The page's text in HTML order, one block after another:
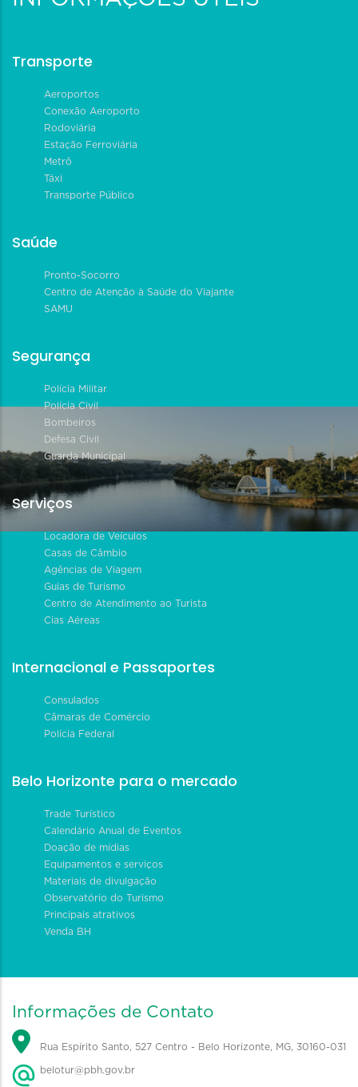
Transporte
Aeroportos
Conexão Aeroporto
Rodoviária
Estação Ferroviária
Metrô
Táxi
Transporte Público
Saúde
Pronto-Socorro
Centro de Atenção à Saúde do Viajante
SAMU
Segurança
Polícia Militar
Polícia Civil
Bombeiros
Defesa Civil
Guarda Municipal
Serviços
Locadora de Veículos
Casas de Câmbio
Agências de Viagem
Guias de Turismo
Centro de Atendimento ao Turista
Cias Aéreas
Internacional e Passaportes
Consulados
Câmaras de Comércio
Polícia Federal
Belo Horizonte para o mercado
Trade Turístico
Calendário Anual de Eventos
Doação de mídias
Equipamentos e serviços
Materiais de divulgação
Observatório do Turismo
Principais atrativos
Venda BH
Informações de Contato
Rua Espírito Santo, 527 Centro - Belo Horizonte, MG, 30160-031
belotur@pbh.gov.br